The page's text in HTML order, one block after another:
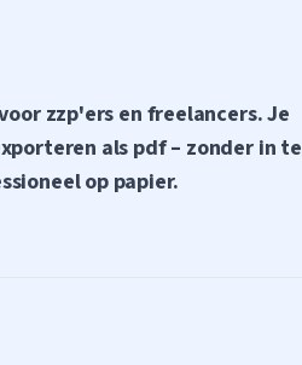
zzp'ers en freelancers. Je
als pdf – zonder in te
op papier.